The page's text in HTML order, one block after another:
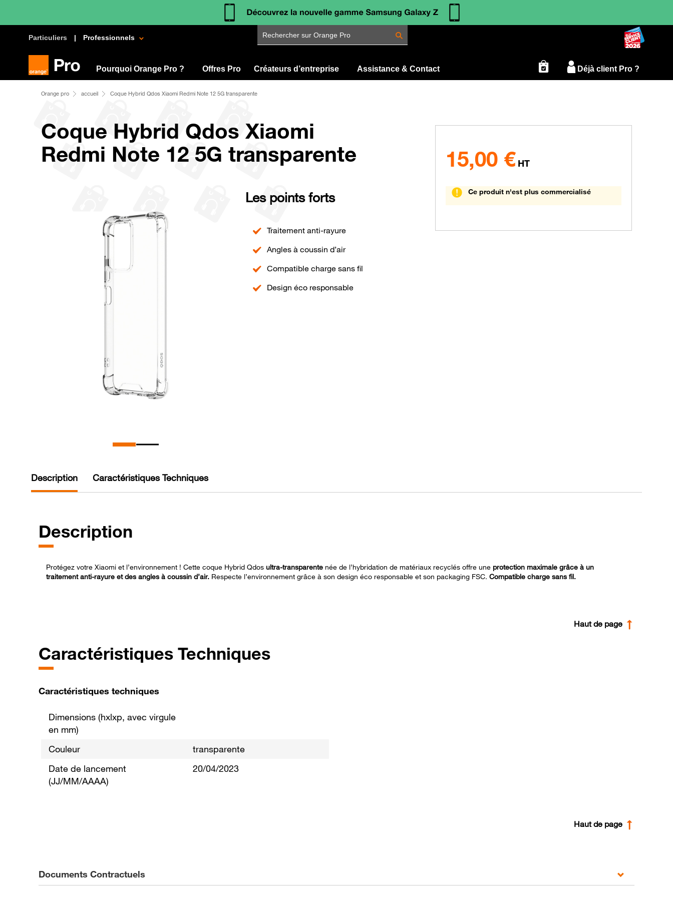
Particuliers Professionnels
Rechercher sur Orange Pro
Pourquoi Orange Pro ? Offres Pro Créateurs d’entreprise Assistance & Contact Déjà client Pro ?
Orange pro accueil Coque Hybrid Qdos Xiaomi Redmi Note 12 5G transparente
Coque Hybrid Qdos Xiaomi
Redmi Note 12 5G transparente
Les points forts
Traitement anti-rayure
Angles à coussin d’air
Compatible charge sans fil
Design éco responsable
15,00€ HT
Ce produit n'est plus commercialisé
Description Caractéristiques Techniques
Description
Protégez votre Xiaomi et l’environnement ! Cette coque Hybrid Qdos ultra-transparente née de l’hybridation de matériaux recyclés offre une protection maximale grâce à un
traitement anti-rayure et des angles à coussin d’air. Respecte l’environnement grâce à son design éco responsable et son packaging FSC. Compatible charge sans fil.
Haut de page
Caractéristiques Techniques
Caractéristiques techniques
Dimensions (hxlxp, avec virgule
en mm)
Couleur
transparente
Date de lancement
(JJ/MM/AAAA)
20/04/2023
Haut de page
Documents Contractuels